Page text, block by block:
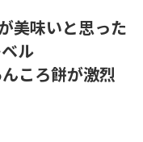
美味いと思った
ル
ころ餅が激烈